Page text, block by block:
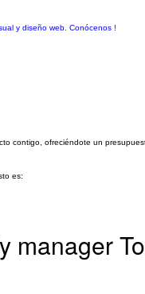
y diseño web. Conócenos !
contigo, ofreciéndote un
es:
manager